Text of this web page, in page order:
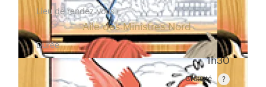
Lieu de rendez-vous
Aile des Ministres Nord
Durée
1h30
Gratuité